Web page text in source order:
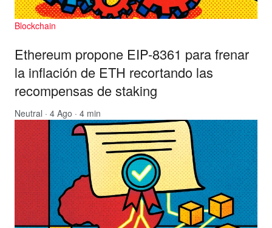
Blockchain
Ethereum propone EIP-8361 para frenar
la inflación de ETH recortando las
recompensas de staking
Neutral · 4 Ago · 4 min